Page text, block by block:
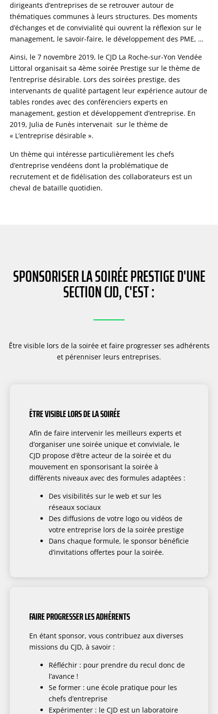
dirigeants d’entreprises de se retrouver autour de
thématiques communes à leurs structures. Des moments
d’échanges et de convivialité qui ouvrent la réflexion sur le
management, le savoir-faire, le développement des PME, …
Ainsi, le 7 novembre 2019, le CJD La Roche-sur-Yon Vendée
Littoral organisait sa 4ème soirée Prestige sur le thème de
l’entreprise désirable. Lors des soirées prestige, des
intervenants de qualité partagent leur expérience autour de
tables rondes avec des conférenciers experts en
management, gestion et développement d’entreprise. En
2019, Julia de Funès intervenait sur le thème de
« L’entreprise désirable ».
Un thème qui intéresse particulièrement les chefs
d’entreprise vendéens dont la problématique de
recrutement et de fidélisation des collaborateurs est un
cheval de bataille quotidien.
SPONSORISER LA SOIRÉE PRESTIGE D'UNE
SECTION CJD, C'EST :
Être visible lors de la soirée et faire progresser ses adhérents
et pérenniser leurs entreprises.
ÊTRE VISIBLE LORS DE LA SOIRÉE
Afin de faire intervenir les meilleurs experts et
d’organiser une soirée unique et conviviale, le
CJD propose d’être acteur de la soirée et du
mouvement en sponsorisant la soirée à
différents niveaux avec des formules adaptées :
Des visibilités sur le web et sur les
réseaux sociaux
Des diffusions de votre logo ou vidéos de
votre entreprise lors de la soirée prestige
Dans chaque formule, le sponsor bénéficie
d’invitations offertes pour la soirée.
FAIRE PROGRESSER LES ADHÉRENTS
En étant sponsor, vous contribuez aux diverses
missions du CJD, à savoir :
Réfléchir : pour prendre du recul donc de
l’avance !
Se former : une école pratique pour les
chefs d’entreprise
Expérimenter : le CJD est un laboratoire